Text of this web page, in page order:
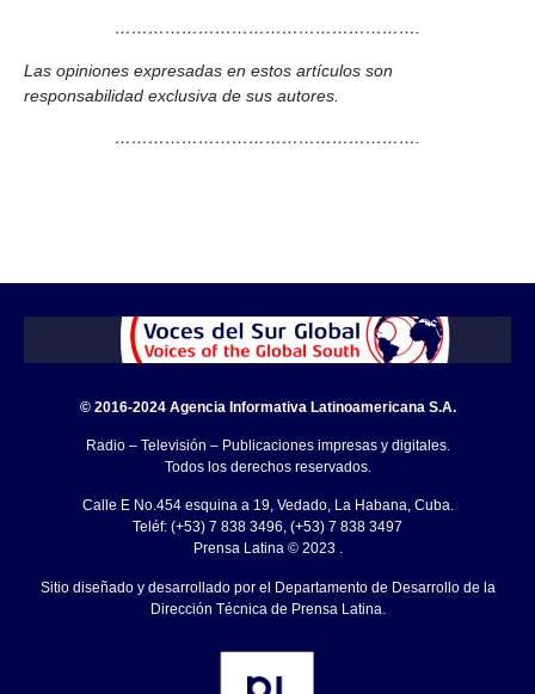
……………………………………………….
Las opiniones expresadas en estos artículos son
responsabilidad exclusiva de sus autores.
……………………………………………….
© 2016-2024 Agencia Informativa Latinoamericana S.A.
Radio – Televisión – Publicaciones impresas y digitales.
Todos los derechos reservados.
Calle E No.454 esquina a 19, Vedado, La Habana, Cuba.
Teléf: (+53) 7 838 3496, (+53) 7 838 3497
Prensa Latina © 2023 .
Sitio diseñado y desarrollado por el Departamento de Desarrollo de la
Dirección Técnica de Prensa Latina.